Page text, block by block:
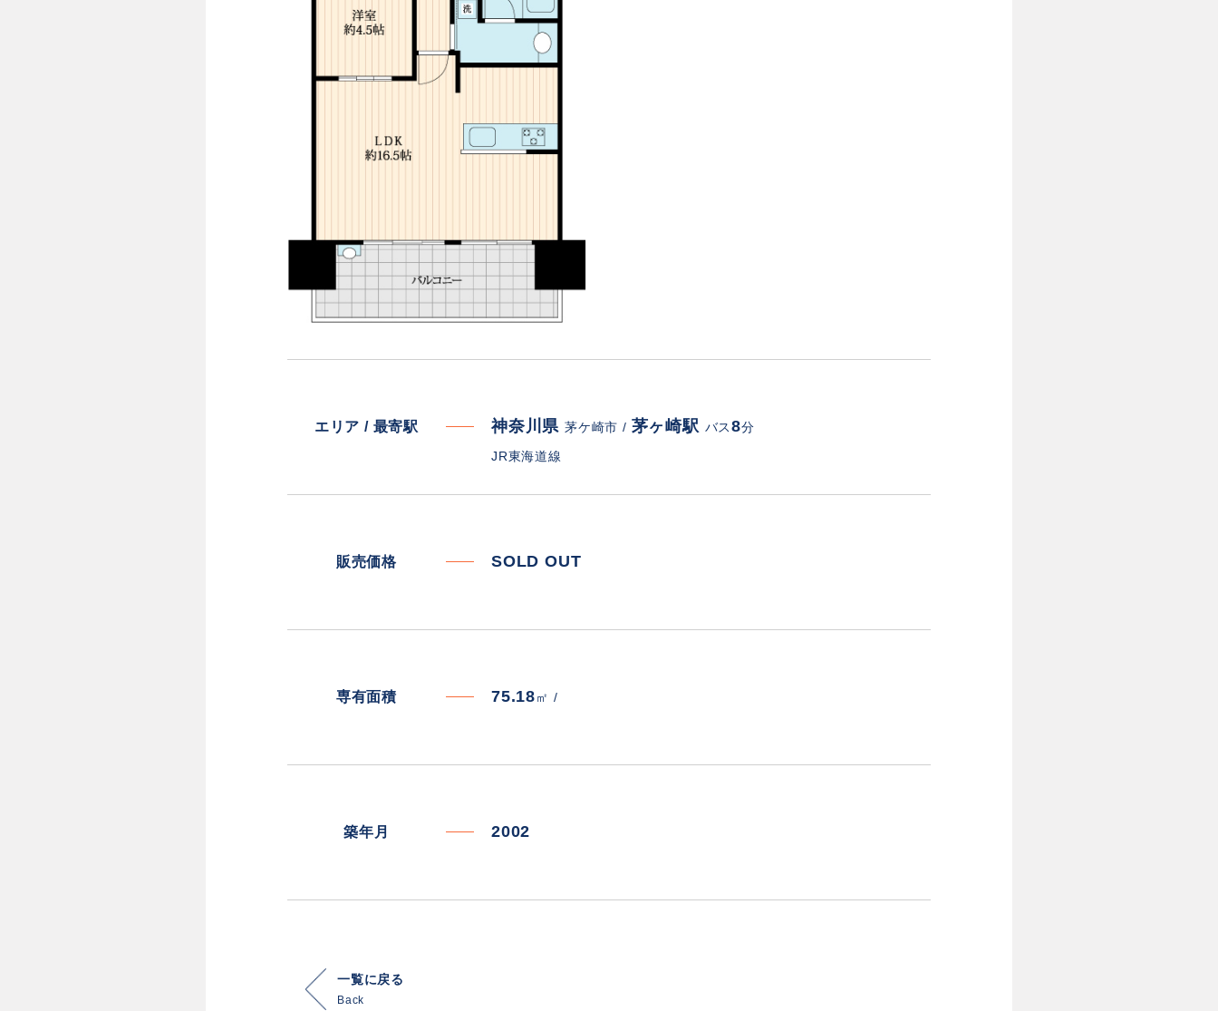
エリア / 最寄駅 神奈川県 茅ケ崎市 / 茅ヶ崎駅 バス8分
JR東海道線
販売価格 SOLD OUT
専有面積 75.18㎡ /
築年月 2002
一覧に戻る
Back